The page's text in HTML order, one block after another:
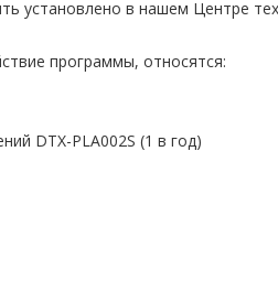
установлено в нашем Центре
программы, относятся:
DTX-PLA002S (1 в год)